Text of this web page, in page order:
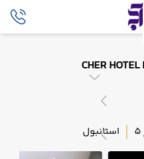
استانبول